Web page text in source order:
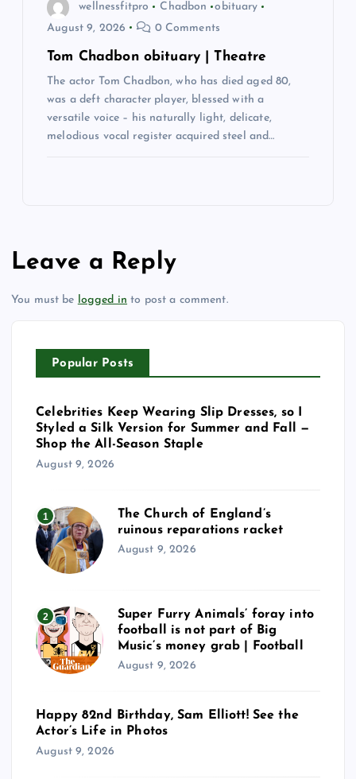
wellnessfitpro Chadbon
obituary
August 9, 2026
0 Comments
Tom Chadbon obituary | Theatre
The actor Tom Chadbon, who has died aged 80,
was a deft character player, blessed with a
versatile voice – his naturally light, delicate,
melodious vocal register acquired steel and…
Leave a Reply
You must be logged in to post a comment.
Popular Posts
Celebrities Keep Wearing Slip Dresses, so I
Styled a Silk Version for Summer and Fall —
Shop the All-Season Staple
August 9, 2026
1
The Church of England’s
ruinous reparations racket
August 9, 2026
2
Super Furry Animals’ foray into
football is not part of Big
Music’s money grab | Football
August 9, 2026
Happy 82nd Birthday, Sam Elliott! See the
Actor’s Life in Photos
August 9, 2026